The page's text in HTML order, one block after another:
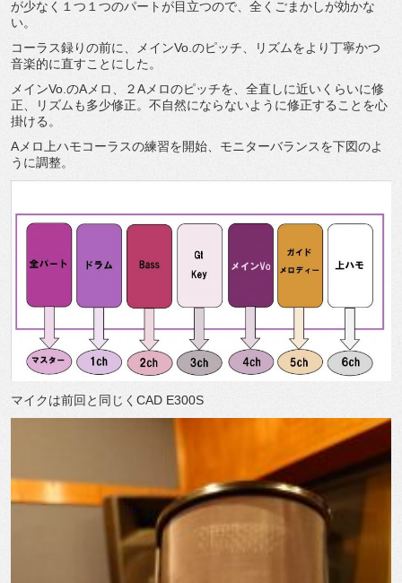
が少なく１つ１つのパートが目立つので、全くごまかしが効かな
い。
コーラス録りの前に、メインVo.のピッチ、リズムをより丁寧かつ
音楽的に直すことにした。
メインVo.のAメロ、２Aメロのピッチを、全直しに近いくらいに修
正、リズムも多少修正。不自然にならないように修正することを心
掛ける。
Aメロ上ハモコーラスの練習を開始、モニターバランスを下図のよ
うに調整。
マイクは前回と同じく CAD E300S